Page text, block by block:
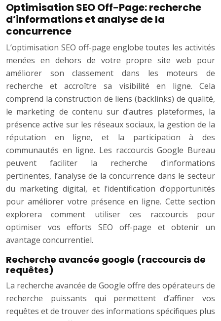
Optimisation SEO Off-Page: recherche
d’informations et analyse de la
concurrence
L’optimisation SEO off-page englobe toutes les activités
menées en dehors de votre propre site web pour
améliorer son classement dans les moteurs de
recherche et accroître sa visibilité en ligne. Cela
comprend la construction de liens (backlinks) de qualité,
le marketing de contenu sur d’autres plateformes, la
présence active sur les réseaux sociaux, la gestion de la
réputation en ligne, et la participation à des
communautés en ligne. Les raccourcis Google Bureau
peuvent faciliter la recherche d’informations
pertinentes, l’analyse de la concurrence dans le secteur
du marketing digital, et l’identification d’opportunités
pour améliorer votre présence en ligne. Cette section
explorera comment utiliser ces raccourcis pour
optimiser vos efforts SEO off-page et obtenir un
avantage concurrentiel.
Recherche avancée google (raccourcis de
requêtes)
La recherche avancée de Google offre des opérateurs de
recherche puissants qui permettent d’affiner vos
requêtes et de trouver des informations spécifiques plus